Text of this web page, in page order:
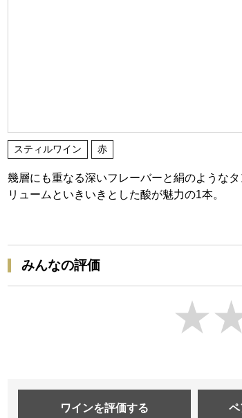
スティルワイン 赤
幾層にも重なる深いフレーバーと絹のような
リュームといきいきとした酸が魅力の1本。
みんなの評価
ワインを評価する ペ